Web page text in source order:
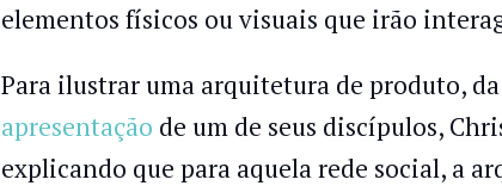
elementos físicos ou visuais que irão
Para ilustrar uma arquitetura de produto,
apresentação de um de seus discípulos,
explicando que para aquela rede social, a